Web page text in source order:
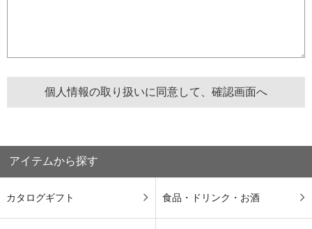
アイテムから探す
カタログギフト 食品・ドリンク・お酒